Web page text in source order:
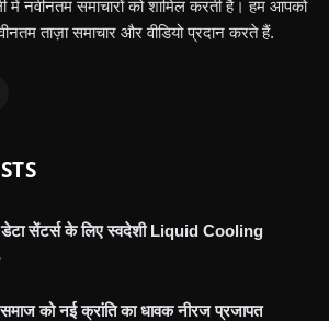
नवीनतम समाचारों को शामिल करती है। हम आपको
ताज़ा समाचार और वीडियो प्रदान करते हैं.
सेंटर्स के लिए स्वदेशी Liquid Cooling
को नई क्रांति का धावक नीरज प्रजापत